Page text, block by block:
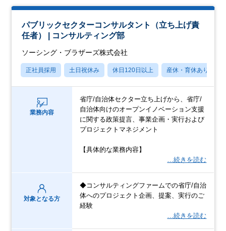
パブリックセクターコンサルタント（立ち上げ責
任者） | コンサルティング部
ソーシング・ブラザーズ株式会社
正社員採用 土日祝休み 休日120日以上 産休・育休あり
業務内容
省庁/自治体セクター立ち上げから、省庁/
自治体向けのオープンイノベーション支援
に関する政策提言、事業企画・実行および
プロジェクトマネジメント
【具体的な業務内容】
…続きを読む
対象となる方
◆コンサルティングファームでの省庁/自治
体へのプロジェクト企画、提案、実行のご
経験
…続きを読む